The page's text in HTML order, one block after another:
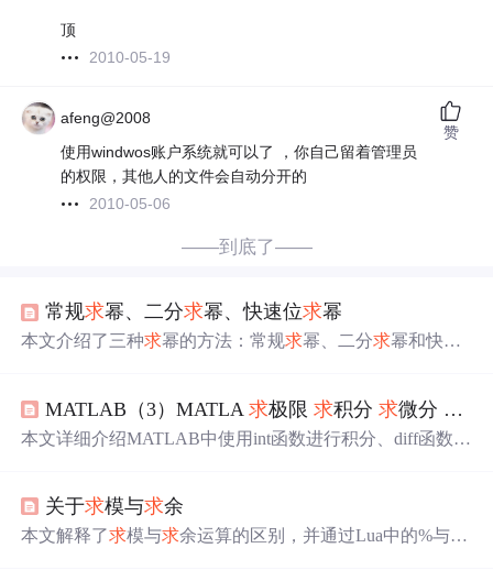
顶
2010-05-19
afeng@2008
使用windwos账户系统就可以了 ，你自己留着管理员
的权限，其他人的文件会自动分开的
2010-05-06
赞
——到底了——
常规求幂、二分求幂、快速位求幂
本文介绍了三种求幂的方法：常规求幂、二分求幂和快速
通过位运算高效求解。代码示例展示了如何化简求幂过
程。
MATLAB（3）MATLA求极限求积分求微分 求
本文详细介绍MATLAB中使用int函数进行积分、diff函数进
题，适用于MATLAB初学者及需要进行数学运算的工程
师。
关于求模与求余
本文解释了求模与求余运算的区别，并通过Lua中的%与ma